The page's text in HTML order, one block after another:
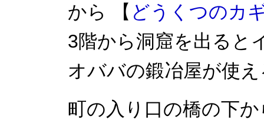
から 【 どうくつのカ
3階から洞窟を出ると
オババの鍛冶屋が使
町の入り口の橋の下